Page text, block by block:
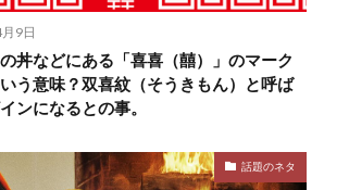
9日
丼などにある「喜喜（囍）」のマーク
う意味？双喜紋（そうきもん）と呼ば
ンになるとの事。
話題のネタ